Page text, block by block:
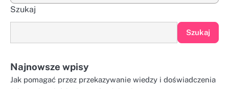
Szukaj
Szukaj
Najnowsze wpisy
Jak pomagać przez przekazywanie wiedzy i doświadczenia